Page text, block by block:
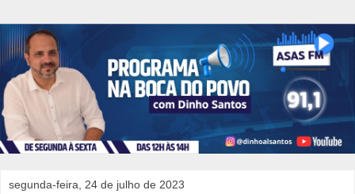
segunda-feira, 24 de julho de 2023